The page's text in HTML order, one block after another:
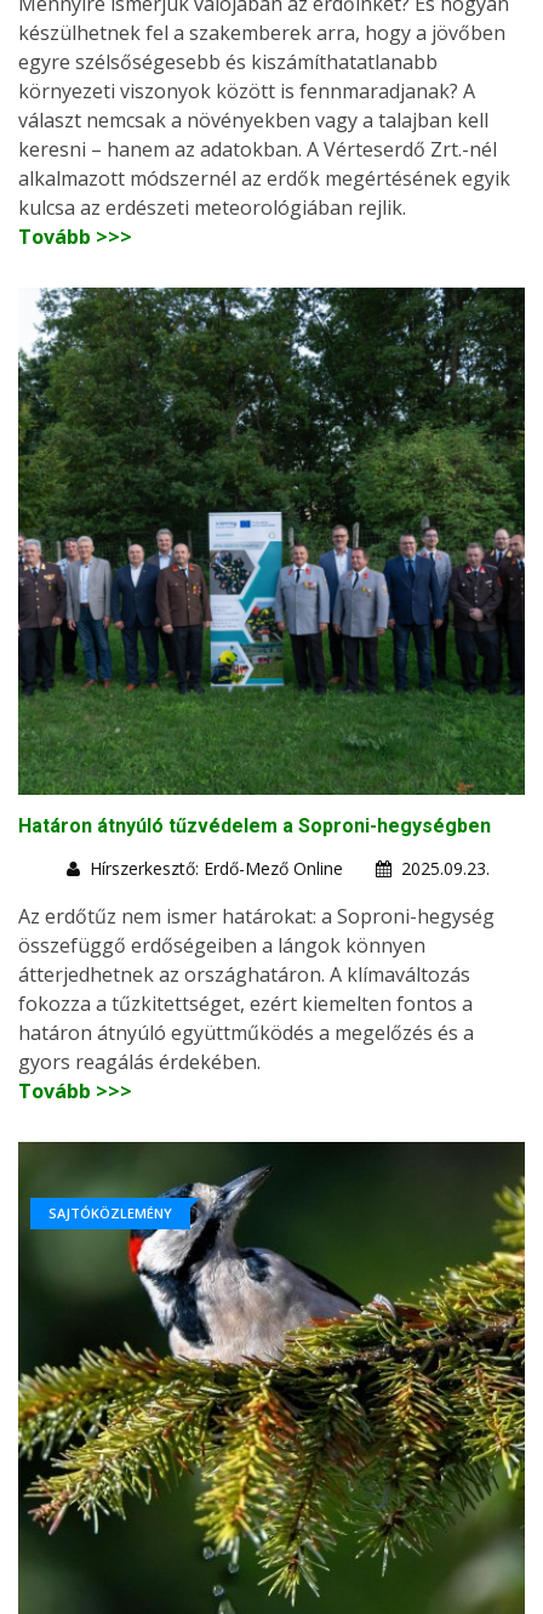
készülhetnek fel a szakemberek arra, hogy a jövőben
egyre szélsőségesebb és kiszámíthatatlanabb
környezeti viszonyok között is fennmaradjanak? A
választ nemcsak a növényekben vagy a talajban kell
keresni – hanem az adatokban. A Vérteserdő Zrt.-nél
alkalmazott módszernél az erdők megértésének egyik
kulcsa az erdészeti meteorológiában rejlik.
Tovább >>>
Határon átnyúló tűzvédelem a Soproni-hegységben
Hírszerkesztő: Erdő-Mező Online
2025.09.23.
Az erdőtűz nem ismer határokat: a Soproni-hegység
összefüggő erdőségeiben a lángok könnyen
átterjedhetnek az országhatáron. A klímaváltozás
fokozza a tűzkitettséget, ezért kiemelten fontos a
határon átnyúló együttműködés a megelőzés és a
gyors reagálás érdekében.
Tovább >>>
SAJTÓKÖZLEMÉNY